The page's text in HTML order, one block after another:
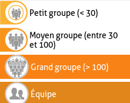
Petit groupe (< 30)
Moyen groupe (entre 30
et 100)
Grand groupe (> 100)
Équipe